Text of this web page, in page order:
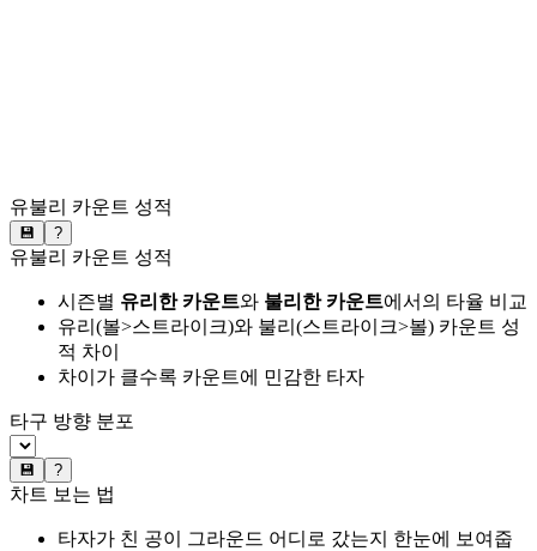
유불리 카운트 성적
💾 ?
유불리 카운트 성적
시즌별 유리한 카운트와 불리한 카운트에서의 타율 비교
유리(볼>스트라이크)와 불리(스트라이크>볼) 카운트 성
적 차이
차이가 클수록 카운트에 민감한 타자
타구 방향 분포
💾 ?
차트 보는 법
타자가 친 공이 그라운드 어디로 갔는지 한눈에 보여줍